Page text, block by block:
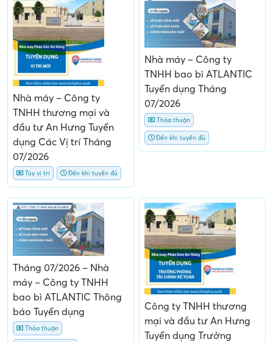
Nhà máy – Công ty
TNHH thương mại và
đầu tư An Hưng Tuyển
dụng Các Vị trí Tháng
07/2026
Tùy vị trí Đến khi tuyển đủ
Nhà máy – Công ty
TNHH bao bì ATLANTIC
Tuyển dụng Tháng
07/2026
Thỏa thuận
Đến khi tuyển đủ
Tháng 07/2026 – Nhà
máy – Công ty TNHH
bao bì ATLANTIC Thông
báo Tuyển dụng
Thỏa thuận
Công ty TNHH thương
mại và đầu tư An Hưng
Tuyển dụng Trưởng